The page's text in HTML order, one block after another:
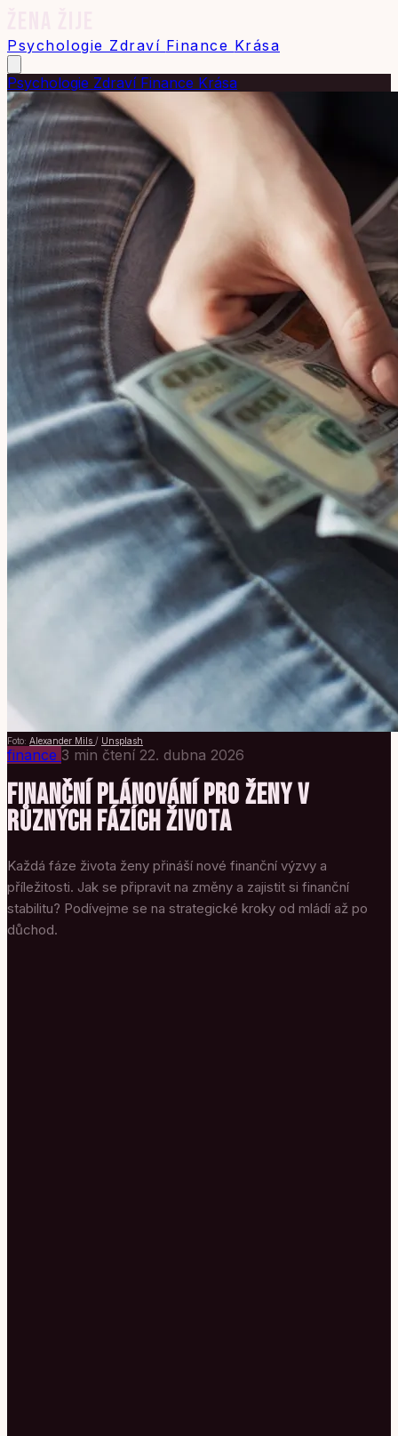
Psychologie Zdraví Finance Krása
Psychologie Zdraví Finance Krása
Foto: Alexander Mils / Unsplash
finance 3 min čtení 22. dubna 2026
FINANČNÍ PLÁNOVÁNÍ PRO ŽENY V
RŮZNÝCH FÁZÍCH ŽIVOTA
Každá fáze života ženy přináší nové finanční výzvy a
příležitosti. Jak se připravit na změny a zajistit si finanční
stabilitu? Podívejme se na strategické kroky od mládí až po
důchod.